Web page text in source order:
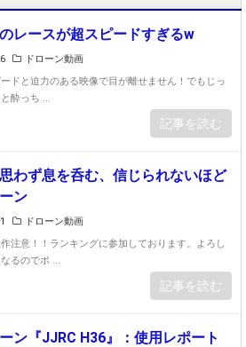
レースが超スピードすぎるw
ドローン動画
ドと迫力のある映像で目が離せません！でもじっ
酔っち ...
記事を読む
思わず息を呑む、信じられないほど
ン
ドローン動画
注意！！ランキングに参加しております。よろし
るのでポ ...
記事を読む
ン『JJRC H36』：使用レポート